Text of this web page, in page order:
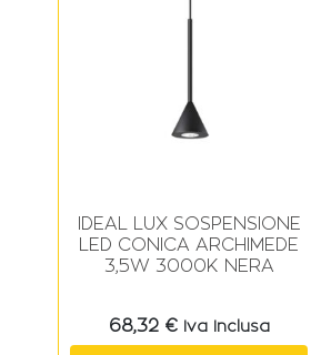
IDEAL LUX SOSPENSIONE
LED CONICA ARCHIMEDE
3,5W 3000K NERA
68,32 € Iva Inclusa